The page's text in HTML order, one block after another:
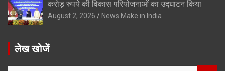
करोड़ रुपये की विकास परियोजनाओं का उद्घाटन किया
August 2, 2026 News Make in India
लेख खोजें